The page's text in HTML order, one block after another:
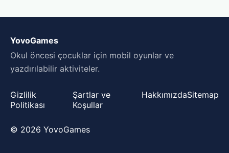
YovoGames
Okul öncesi çocuklar için mobil oyunlar ve
yazdırılabilir aktiviteler.
Gizlilik
Politikası
Şartlar ve
Koşullar
HakkımızdaSitemap
© 2026 YovoGames